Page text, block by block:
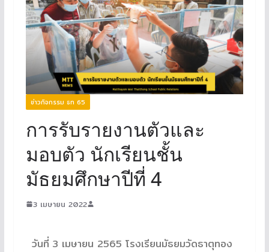
ข่าวกิจกรรม ธท 65
การรับรายงานตัวและ
มอบตัว นักเรียนชั้น
มัธยมศึกษาปีที่ 4
3 เมษายน 2022
วันที่ 3 เมษายน 2565 โรงเรียนมัธยมวัดธาตุทอง